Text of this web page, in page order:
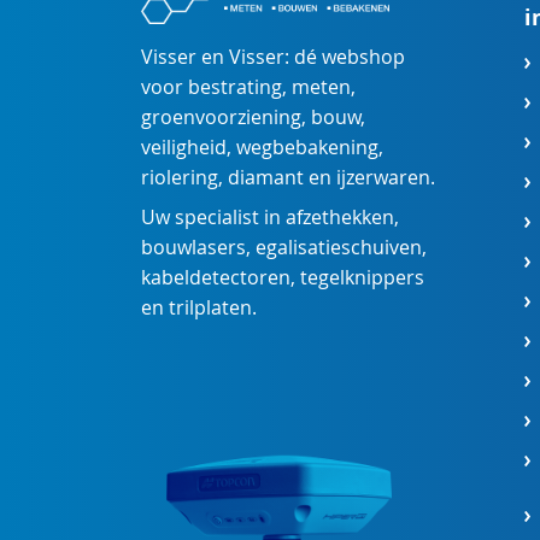
Visser en Visser: dé webshop
voor bestrating, meten,
groenvoorziening, bouw,
veiligheid, wegbebakening,
riolering, diamant en ijzerwaren.
Uw specialist in afzethekken,
bouwlasers, egalisatieschuiven,
kabeldetectoren, tegelknippers
en trilplaten.